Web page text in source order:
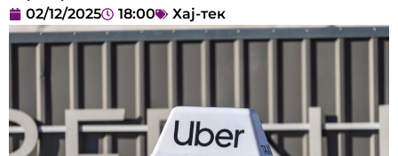
02/12/2025 18:00 Хај-тек